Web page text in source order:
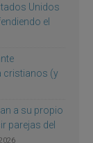
Unidos
el
cristianos (y
a su propio
parejas del